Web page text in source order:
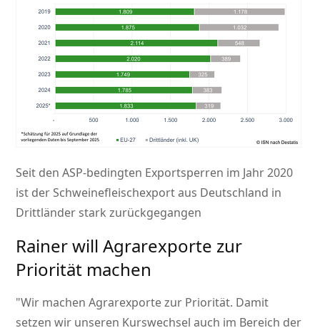
Seit den ASP-bedingten Exportsperren im Jahr 2020
ist der Schweinefleischexport aus Deutschland in
Drittländer stark zurückgegangen
Rainer will Agrarexporte zur
Priorität machen
Wir machen Agrarexporte zur Priorität. Damit
setzen wir unseren Kurswechsel auch im Bereich der